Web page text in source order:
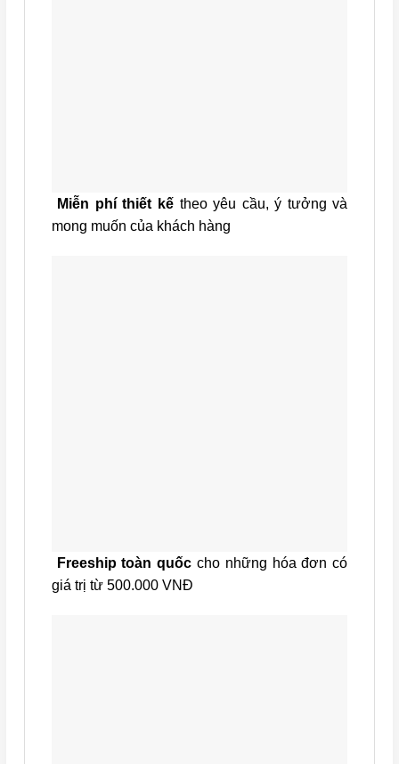
Miễn phí thiết kế theo yêu cầu, ý tưởng và
mong muốn của khách hàng
Freeship toàn quốc cho những hóa đơn có
giá trị từ 500.000 VNĐ